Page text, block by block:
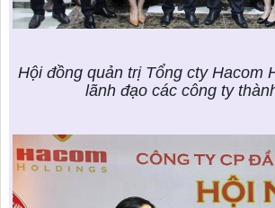
Hội đồng quản trị Tổng cty Hacom
lãnh đạo các công ty